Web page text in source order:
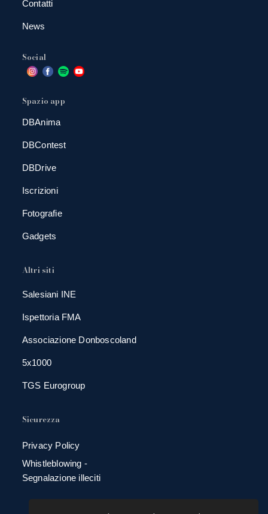
Contatti
News
Social
Spazio app
DBAnima
DBContest
DBDrive
Iscrizioni
Fotografie
Gadgets
Altri siti
Salesiani INE
Ispettoria FMA
Associazione Donboscoland
5x1000
TGS Eurogroup
Sicurezza
Privacy Policy
Whistleblowing -
Segnalazione illeciti